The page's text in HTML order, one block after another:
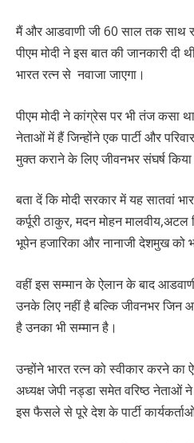
मैं और आडवाणी जी 60 साल तक साथ
पीएम मोदी ने इस बात की जानकारी
भारत रत्न से नवाजा जाएगा।
पीएम मोदी ने कांग्रेस पर भी तंज कसा
नेताओं में हैं जिन्होंने एक पार्टी और
मुक्त कराने के लिए जीवनभर संघर्ष
बता दें कि मोदी सरकार में यह सातवां
कर्पूरी ठाकुर, मदन मोहन मालवीय,अटल
भूपेन हजारिका और नानाजी देशमुख को
वहीं इस सम्मान के ऐलान के बाद
उनके लिए नहीं है बल्कि जीवनभर जिन
है उनका भी सम्मान है।
उन्होंने भारत रत्न को स्वीकार करने का
अध्यक्ष जेपी नड्डा समेत वरिष्ठ नेताओं
इस फैसले से पूरे देश के पार्टी